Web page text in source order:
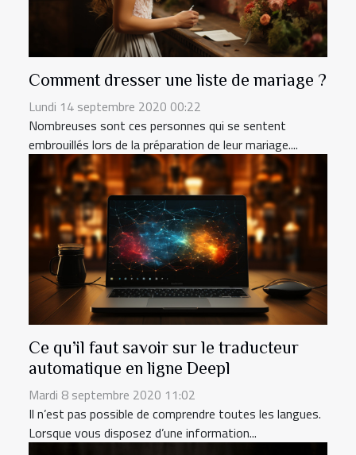
Comment dresser une liste de mariage ?
Lundi 14 septembre 2020 00:22
Nombreuses sont ces personnes qui se sentent
embrouillés lors de la préparation de leur mariage....
Ce qu’il faut savoir sur le traducteur
automatique en ligne Deepl
Mardi 8 septembre 2020 11:02
Il n’est pas possible de comprendre toutes les langues.
Lorsque vous disposez d’une information...